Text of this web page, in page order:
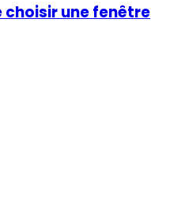
une fenêtre